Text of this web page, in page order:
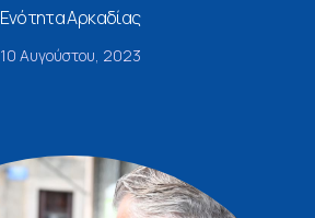
Ενότητα Αρκαδίας
10 Αυγούστου, 2023